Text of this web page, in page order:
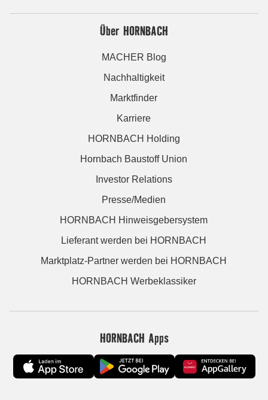
Über HORNBACH
MACHER Blog
Nachhaltigkeit
Marktfinder
Karriere
HORNBACH Holding
Hornbach Baustoff Union
Investor Relations
Presse/Medien
HORNBACH Hinweisgebersystem
Lieferant werden bei HORNBACH
Marktplatz-Partner werden bei HORNBACH
HORNBACH Werbeklassiker
HORNBACH Apps